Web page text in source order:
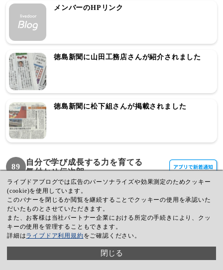
メンバーのHPリンク
徳島新聞に山田工務店さんが紹介されました
徳島新聞に松下組さんが掲載されました
89
自分で学び成長する力を育てる
気付かせ伝次朗
思考ノイズを消せ
何をなぜやりたいのか
ライブドアブログでは広告のパーソナライズや効果測定のためクッキー
(cookie)を使用しています。
このバナーを閉じるか閲覧を継続することでクッキーの使用を承認いた
だいたものとさせていただきます。
また、お客様は当社パートナー企業における所定の手続きにより、クッ
キーの使用を管理することもできます。
詳細はライブドア利用規約をご確認ください。
閉じる